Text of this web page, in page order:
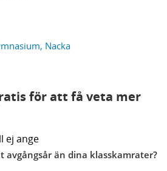
Nacka
för att få veta mer
ej ange
avgångsår än dina klasskamrater?